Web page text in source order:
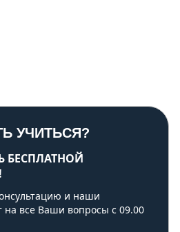
УЧИТЬСЯ?
БЕСПЛАТНОЙ
и наши
на все Ваши вопросы с 09.00